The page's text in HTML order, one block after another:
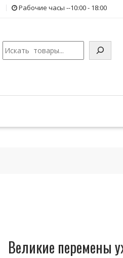
Рабочие часы --10:00 - 18:00
Поиск
Великие перемены